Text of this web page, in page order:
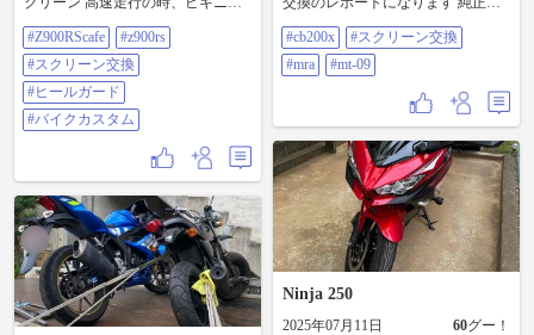
がダイレクトアタックしてくるの
で交換 フリマサイトで中古が格安
で購入できた。 純正より4cmアップ
の8cmロング。 今日のツーリングで
効果はかなり実感できた😳 もっと
早く交換すればよかった🤣 これか
ら高速走行も楽になりそうや〜🤗
ヒールガード 純正のシルバーが嫌
やったので交換。 ほんまはブラッ
クがよかったけど これもフリマサ
イトで破格の値段やったから購
入。 ん〜。ゴールド感強め😅純正
よりはマシか😂 #z900rscafe #z900rs
#スクリーン交換 #ヒールガード #
バイクカスタム
#Z900RScafe
#z900rs
#スクリーン交換
#ヒールガード
#バイクカスタム
ぁ」と思い 「もう少し大きいスク
リーンに交換しよう！」と 私が選
んだのは『MRA MT-09』用のスク
リーンになります ( 画像1 ) 新品は
ちょとお高いので某オークション
にて中古品を購入しました 勿
論、加工をしないと取り付けが出
来ないので ハンドガードが当たる
部分をカットして 純正スクリーン
のステーに取り付ける為に ネジ穴
を空け直してMT-09用のネジ穴を
UVレジンで埋める加工をしまし
た ( 画像2 )( 画像3 ) 取り付けた感
じも「違和感も無く？良い感じに
出来たかな」と思いました ( 画像
4 )( 画像5 )( 画像6 )( 画像7 )
#CB200X #スクリーン交換 #MRA
#cb200x
#スクリーン交換
#mra
#mt-09
Ninja 250
2025年07月11日 60グー！